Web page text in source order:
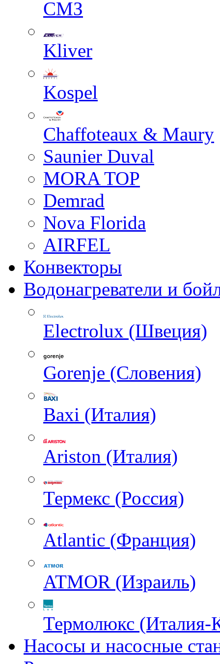
СМЗ
Kliver
Kospel
Chaffoteaux & Maury
Saunier Duval
MORA TOP
Demrad
Nova Florida
AIRFEL
Конвекторы
Водонагреватели и
Electrolux (Швеция)
Gorenje (Словения)
Baxi (Италия)
Ariston (Италия)
Термекс (Россия)
Atlantic (Франция)
ATMOR (Израиль)
Термолюкс (Италия-
Насосы и насосные